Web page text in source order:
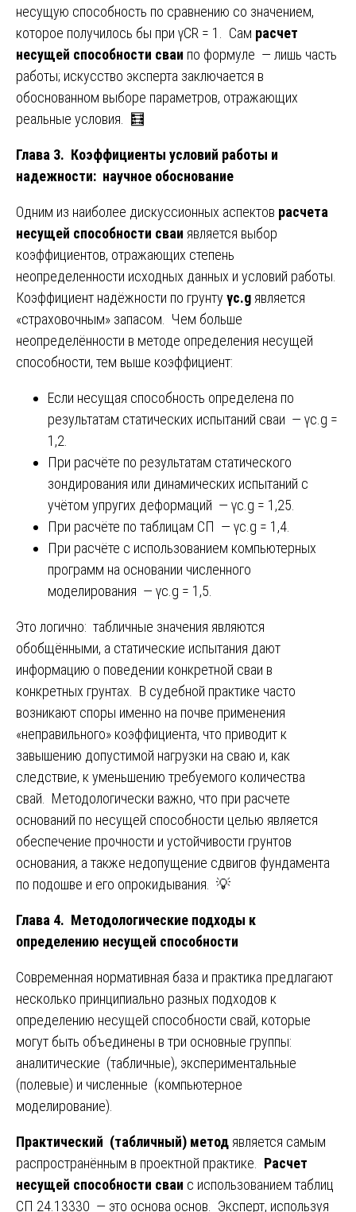
несущую способность по сравнению со значением,
которое получилось бы при γCR = 1. Сам расчет
несущей способности сваи по формуле — лишь часть
работы; искусство эксперта заключается в
обоснованном выборе параметров, отражающих
реальные условия. 🧮
Глава 3. Коэффициенты условий работы и
надежности: научное обоснование
Одним из наиболее дискуссионных аспектов расчета
несущей способности сваи является выбор
коэффициентов, отражающих степень
неопределенности исходных данных и условий работы.
Коэффициент надёжности по грунту γc.g является
«страховочным» запасом. Чем больше
неопределённости в методе определения несущей
способности, тем выше коэффициент:
Если несущая способность определена по
результатам статических испытаний сваи — γc.g =
1,2.
При расчёте по результатам статического
зондирования или динамических испытаний с
учётом упругих деформаций — γc.g = 1,25.
При расчёте по таблицам СП — γc.g = 1,4.
При расчёте с использованием компьютерных
программ на основании численного
моделирования — γc.g = 1,5.
Это логично: табличные значения являются
обобщёнными, а статические испытания дают
информацию о поведении конкретной сваи в
конкретных грунтах. В судебной практике часто
возникают споры именно на почве применения
«неправильного» коэффициента, что приводит к
завышению допустимой нагрузки на сваю и, как
следствие, к уменьшению требуемого количества
свай. Методологически важно, что при расчете
оснований по несущей способности целью является
обеспечение прочности и устойчивости грунтов
основания, а также недопущение сдвигов фундамента
по подошве и его опрокидывания. 💡
Глава 4. Методологические подходы к
определению несущей способности
Современная нормативная база и практика предлагают
несколько принципиально разных подходов к
определению несущей способности свай, которые
могут быть объединены в три основные группы:
аналитические (табличные), экспериментальные
(полевые) и численные (компьютерное
моделирование).
Практический (табличный) метод является самым
распространённым в проектной практике. Расчет
несущей способности сваи с использованием таблиц
СП 24.13330 — это основа основ. Эксперт, используя